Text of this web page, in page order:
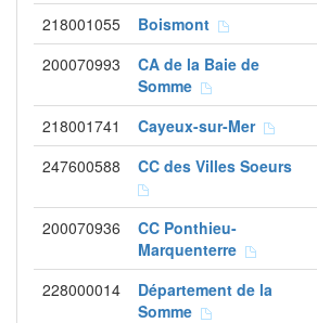
218001055 Boismont
200070993
CA de la Baie de
Somme
218001741 Cayeux-sur-Mer
247600588 CC des Villes Soeurs
200070936
CC Ponthieu-
Marquenterre
228000014
Département de la
Somme